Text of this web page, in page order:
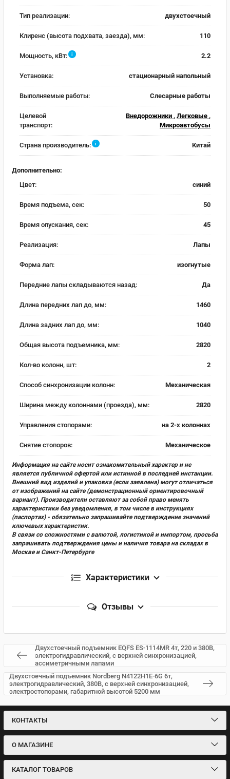
Тип реализации: двухстоечный
Клиренс (высота подхвата, заезда), мм: 110
Мощность, кВт: i 2.2
Установка: стационарный напольный
Выполняемые работы: Слесарные работы
Целевой
транспорт:
Внедорожники , Легковые ,
Микроавтобусы
Страна производитель: i Китай
Дополнительно:
Цвет:
синий
Время подъема, сек: 50
Время опускания, сек: 45
Реализация: Лапы
Форма лап: изогнутые
Передние лапы складываются назад: Да
Длина передних лап до, мм: 1460
Длина задних лап до, мм: 1040
Общая высота подъемника, мм: 2820
Кол-во колонн, шт: 2
Способ синхронизации колонн: Механическая
Ширина между колоннами (проезда), мм: 2820
Управления стопорами: на 2-х колоннах
Снятие стопоров: Механическое
Информация на сайте носит ознакомительный характер и не
является публичной офертой или истинной в последней инстанции.
Внешний вид изделий и упаковка (если заявлена) могут отличаться
от изображений на сайте (демонстрационный ориентировочный
вариант). Производители оставляют за собой право менять
характеристики без уведомления, в том числе в инструкциях
(паспортах) - обязательно запрашивайте подтверждение значений
ключевых характеристик.
В связи со сложностями с валютой, логистикой и импортом, просьба
запрашивать подтверждения цены и наличия товара на складах в
Москве и Санкт-Петербурге
Характеристики
Отзывы
Двухстоечный подъемник EQFS ES-1114MR 4т, 220 и 380В,
электрогидравлический, с верхней синхронизацией,
ассиметричными лапами
Двухстоечный подъемник Nordberg N4122H1E-6G 6т,
электрогидравлический, 380В, с верхней синхронизацией,
электростопорами, габаритной высотой 5200 мм
КОНТАКТЫ
О МАГАЗИНЕ
КАТАЛОГ ТОВАРОВ